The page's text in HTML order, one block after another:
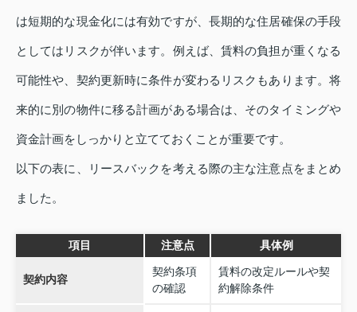
は短期的な現金化には有効ですが、長期的な住居確保の手段
としてはリスクが伴います。例えば、賃料の負担が重くなる
可能性や、契約更新時に条件が変わるリスクもあります。将
来的に別の物件に移る計画がある場合は、そのタイミングや
資金計画をしっかりと立てておくことが重要です。
以下の表に、リースバックを考える際の主な注意点をまとめ
ました。
項目 注意点 具体例
契約内容
契約条項
の確認
賃料の改定ルールや契
約解除条件